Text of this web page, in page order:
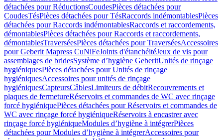
détachées pour RéductionsCoudesPièces détachées pour
CoudesTésPièces détachées pour TésRaccords indémontablesPièces
détachées pour Raccords indémontablesRaccords et raccordements,
démontablesPièces détachées pour Raccords et raccordements,
démontablesTraverséesPièces détachées pour TraverséesAccessoires
pour Geberit Mapress CuNiFeJoints d'étanchéitéJeux de vis pour
assemblages de bridesSystème d’hygiène GeberitUnités de rinçage
hygiéniquesPièces détachées pour Unités de rinçage
hygiéniquesAccessoires pour unités de rinçage
hygiéniquesCapteursCâblesLimiteurs de débitRecouvrements et
plaques de fermetureRéservoirs et commandes de WC avec rinçage
forcé hygiéniquePièces détachées pour Réservoirs et commandes de
WC avec rinçage forcé hygiéniqueRéservoirs à encastrer avec
rinçage forcé hygiéniqueModules d’hygiène à intégrerPièces
détachées pour Modules d’hygiène à intégrerAccessoires pour